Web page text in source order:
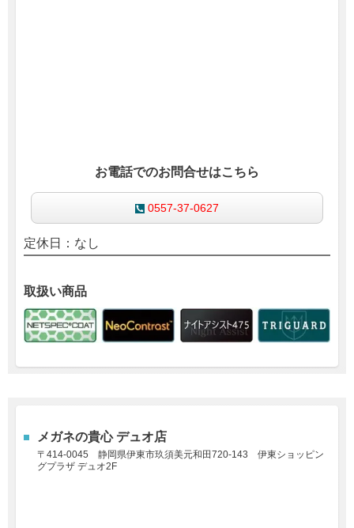
お電話でのお問合せはこちら
0557-37-0627
定休日：なし
取扱い商品
メガネの貴心 デュオ店
〒414-0045 静岡県伊東市玖須美元和田720-143 伊東ショッピン
グプラザ デュオ2F